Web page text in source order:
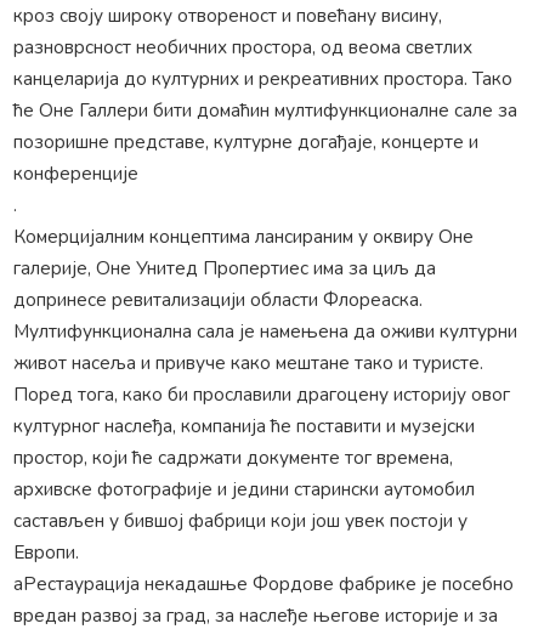
кроз своју широку отвореност и повећану висину,
разноврсност необичних простора, од веома светлих
канцеларија до културних и рекреативних простора. Тако
ће Оне Галлери бити домаћин мултифункционалне сале за
позоришне представе, културне догађаје, концерте и
конференције
.
Комерцијалним концептима лансираним у оквиру Оне
галерије, Оне Унитед Пропертиес има за циљ да
допринесе ревитализацији области Флореаска.
Мултифункционална сала је намењена да оживи културни
живот насеља и привуче како мештане тако и туристе.
Поред тога, како би прославили драгоцену историју овог
културног наслеђа, компанија ће поставити и музејски
простор, који ће садржати документе тог времена,
архивске фотографије и једини старински аутомобил
састављен у бившој фабрици који још увек постоји у
Европи.
аРестаурација некадашње Фордове фабрике је посебно
вредан развој за град, за наслеђе његове историје и за